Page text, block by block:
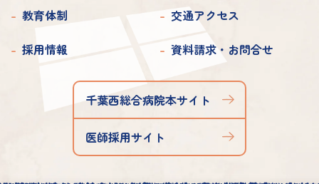
2021年 2月
2021年 1月
2020年 3月
2020年 2月
2019年 3月
2019年 2月
2019年 1月
教育体制
交通アクセス
採用情報
資料請求・お問合せ
千葉西総合病院本サイト
医師採用サイト